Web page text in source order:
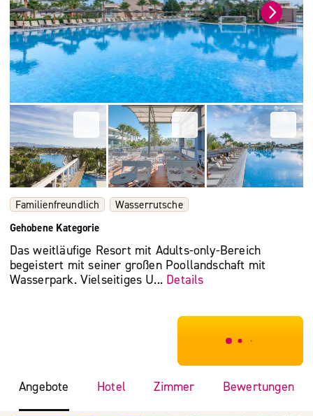
Familienfreundlich
Wasserrutsche
Gehobene Kategorie
Das weitläufige Resort mit Adults-only-Bereich
begeistert mit seiner großen Poollandschaft mit
Wasserpark. Vielseitiges U... Details
***************
Angebote Hotel Zimmer Bewertungen